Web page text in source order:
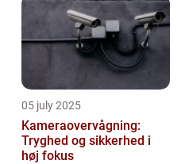
05 july 2025
Kameraovervågning:
Tryghed og sikkerhed i
høj fokus